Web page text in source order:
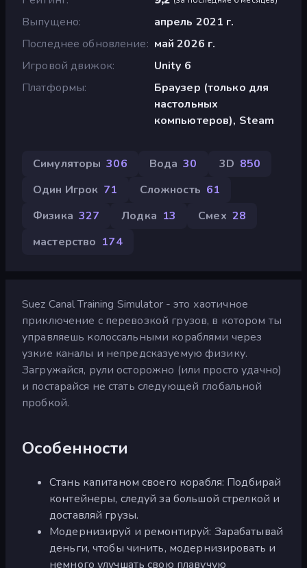
Выпущено
апрель 2021 г.
Последнее обновление
май 2026 г.
Игровой движок
Unity 6
Платформы
Браузер (только для
настольных
компьютеров), Steam
Симуляторы 306 Вода 30 3D 850
Один Игрок 71 Сложность 61
Физика 327 Лодка 13 Смех 28
мастерство 174
Suez Canal Training Simulator - это хаотичное
приключение с перевозкой грузов, в котором ты
управляешь колоссальными кораблями через
узкие каналы и непредсказуемую физику.
Загружайся, рули осторожно (или просто удачно)
и постарайся не стать следующей глобальной
пробкой.
Особенности
Стань капитаном своего корабля: Подбирай
контейнеры, следуй за большой стрелкой и
доставляй грузы.
Модернизируй и ремонтируй: Зарабатывай
деньги, чтобы чинить, модернизировать и
немного улучшать свою плавучую